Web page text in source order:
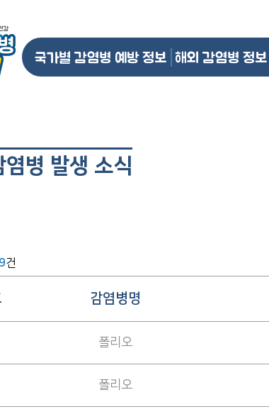
국가별 감염병 예방 정보 해외 감염병 정보
염병 발생 소식
건
감염병명
폴리오
폴리오